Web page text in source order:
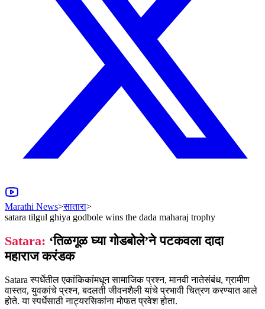
Marathi News>सातारा>
satara tilgul ghiya godbole wins the dada maharaj trophy
Satara: ‘तिळगूळ घ्या गोडबोले’ने पटकवला दादा
महाराज करंडक
Satara स्पर्धेतील एकांकिकांमधून सामाजिक प्रश्न, मानवी नातेसंबंध, ग्रामीण
वास्तव, युवकांचे प्रश्न, बदलती जीवनशैली यांचे प्रभावी चित्रण करण्यात आले
होते. या स्पर्धेसाठी नाट्यरसिकांना मोफत प्रवेश होता.